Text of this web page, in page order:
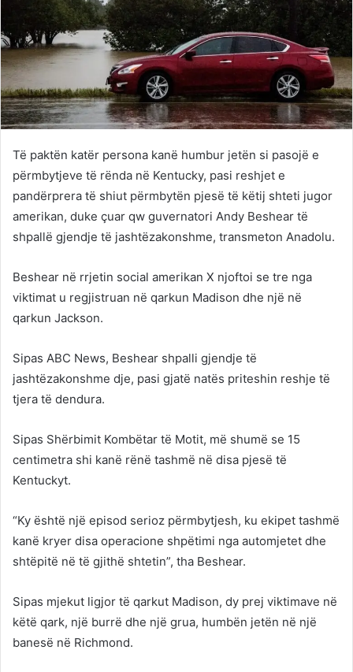
Të paktën katër persona kanë humbur jetën si pasojë e
përmbytjeve të rënda në Kentucky, pasi reshjet e
pandërprera të shiut përmbytën pjesë të këtij shteti jugor
amerikan, duke çuar qw guvernatori Andy Beshear të
shpallë gjendje të jashtëzakonshme, transmeton Anadolu.
Beshear në rrjetin social amerikan X njoftoi se tre nga
viktimat u regjistruan në qarkun Madison dhe një në
qarkun Jackson.
Sipas ABC News, Beshear shpalli gjendje të
jashtëzakonshme dje, pasi gjatë natës priteshin reshje të
tjera të dendura.
Sipas Shërbimit Kombëtar të Motit, më shumë se 15
centimetra shi kanë rënë tashmë në disa pjesë të
Kentuckyt.
“Ky është një episod serioz përmbytjesh, ku ekipet tashmë
kanë kryer disa operacione shpëtimi nga automjetet dhe
shtëpitë në të gjithë shtetin”, tha Beshear.
Sipas mjekut ligjor të qarkut Madison, dy prej viktimave në
këtë qark, një burrë dhe një grua, humbën jetën në një
banesë në Richmond.